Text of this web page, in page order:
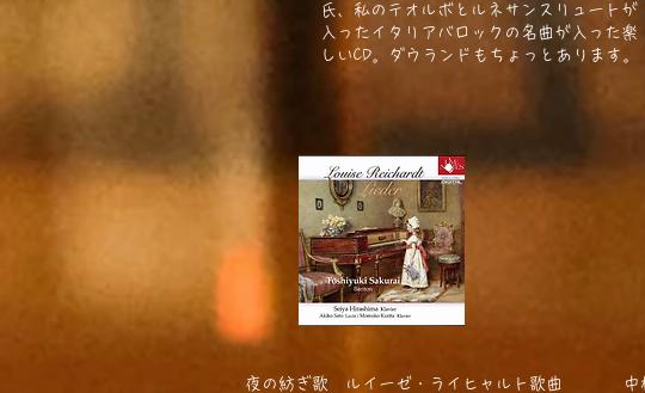
氏、私のテオルボとルネサンスリュートが
入ったイタリアバロックの名曲が入った楽
しいCD。ダウランドもちょっとあります。
夜の紡ぎ歌 ルイーゼ・ライヒャルト歌曲